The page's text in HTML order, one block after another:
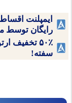
ایمپلنت
رایگان
۵۰٪ تخفیف
سفته!